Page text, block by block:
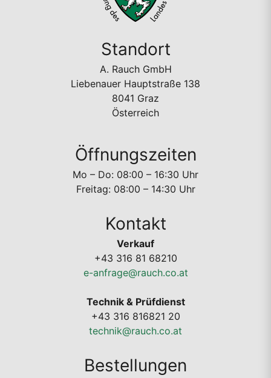
Standort
A. Rauch GmbH
Liebenauer Hauptstraße 138
8041 Graz
Österreich
Öffnungszeiten
Mo – Do: 08:00 – 16:30 Uhr
Freitag: 08:00 – 14:30 Uhr
Kontakt
Verkauf
+43 316 81 68210
e-anfrage@rauch.co.at
Technik & Prüfdienst
+43 316 816821 20
technik@rauch.co.at
Bestellungen